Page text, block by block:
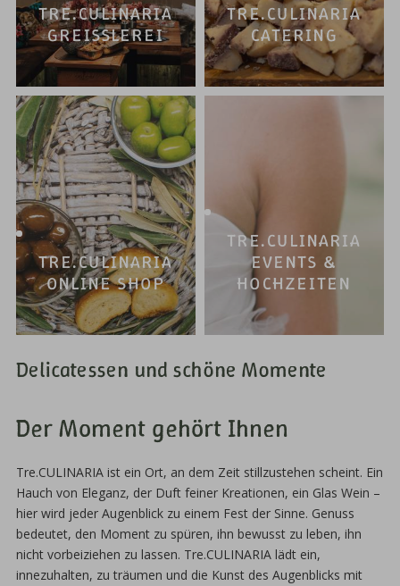
TRE.CULINARIA
GREISSLEREI
TRE.CULINARIA
CATERING
TRE.CULINARIA
ONLINE SHOP
TRE.CULINARIA
EVENTS &
HOCHZEITEN
Delicatessen und schöne Momente
Der Moment gehört Ihnen
Tre.CULINARIA ist ein Ort, an dem Zeit stillzustehen scheint. Ein
Hauch von Eleganz, der Duft feiner Kreationen, ein Glas Wein –
hier wird jeder Augenblick zu einem Fest der Sinne. Genuss
bedeutet, den Moment zu spüren, ihn bewusst zu leben, ihn
nicht vorbeiziehen zu lassen. Tre.CULINARIA lädt ein,
innezuhalten, zu träumen und die Kunst des Augenblicks mit